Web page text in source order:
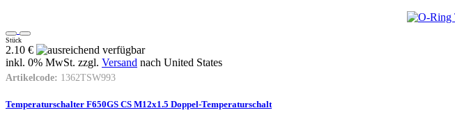
Stück
2.10 €
inkl. 0% MwSt. zzgl. Versand nach United States
Artikelcode: 1362TSW993
Temperaturschalter F650GS CS M12x1.5 Doppel-Temperaturschalt